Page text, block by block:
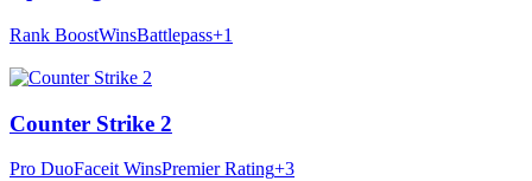
Rank BoostWinsBattlepass+1
Counter Strike 2
Pro DuoFaceit WinsPremier Rating+3